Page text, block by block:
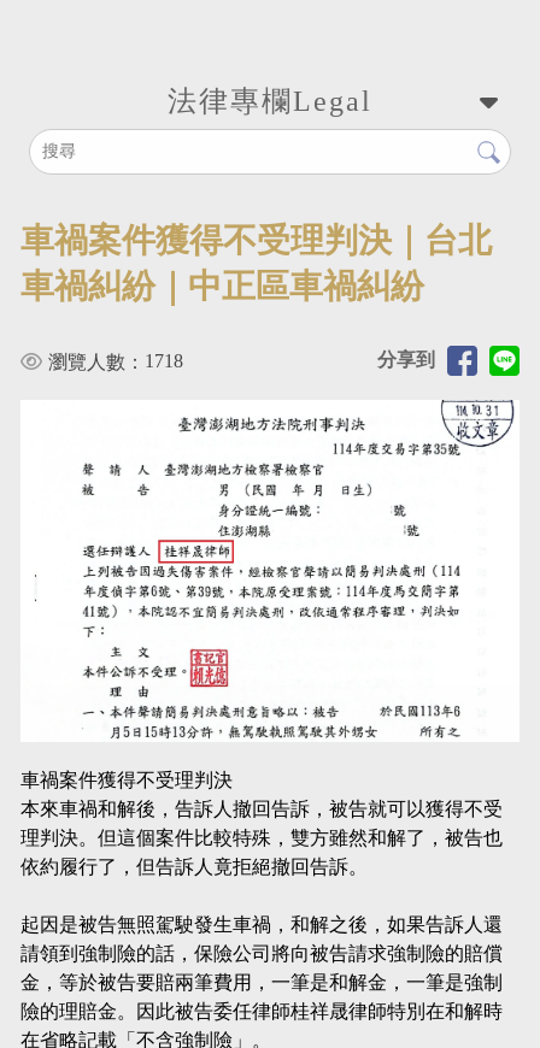
法律專欄Legal
車禍案件獲得不受理判決｜台北
車禍糾紛｜中正區車禍糾紛
分享到
瀏覽人數： 1718
車禍案件獲得不受理判決
本來車禍和解後，告訴人撤回告訴，被告就可以獲得不受
理判決。但這個案件比較特殊，雙方雖然和解了，被告也
依約履行了，但告訴人竟拒絕撤回告訴。
起因是被告無照駕駛發生車禍，和解之後，如果告訴人還
請領到強制險的話，保險公司將向被告請求強制險的賠償
金，等於被告要賠兩筆費用，一筆是和解金，一筆是強制
險的理賠金。因此被告委任律師桂祥晟律師特別在和解時
在省略記載「不含強制險」。